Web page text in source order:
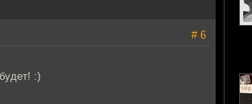
# 6
:)